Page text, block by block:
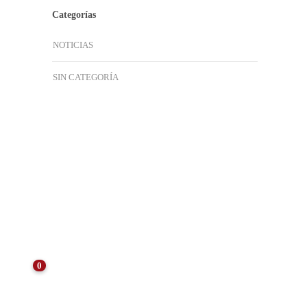
Categorías
NOTICIAS
SIN CATEGORÍA
0